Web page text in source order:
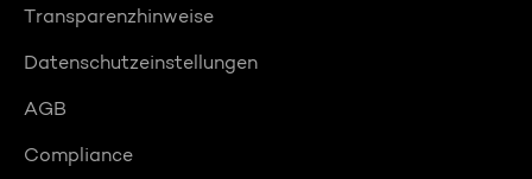
Transparenzhinweise
Datenschutzeinstellungen
AGB
Compliance